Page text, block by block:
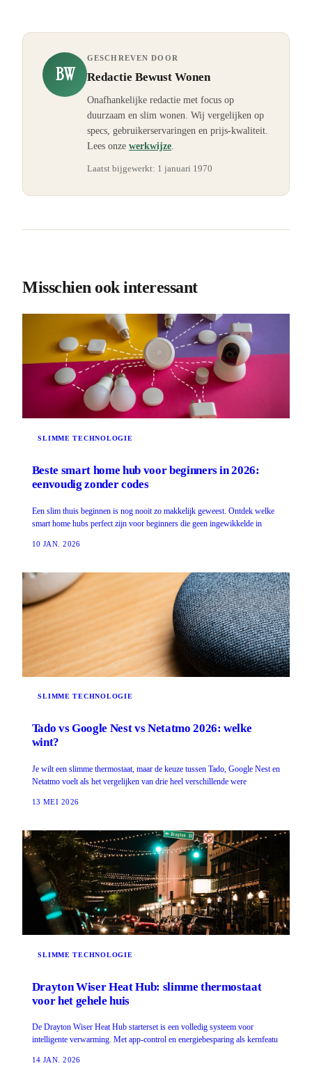
BW
GESCHREVEN DOOR
Redactie Bewust Wonen
Onafhankelijke redactie met focus op
duurzaam en slim wonen. Wij vergelijken op
specs, gebruikerservaringen en prijs-kwaliteit.
Lees onze werkwijze.
Laatst bijgewerkt: 1 januari 1970
Misschien ook interessant
SLIMME TECHNOLOGIE
Beste smart home hub voor beginners in 2026:
eenvoudig zonder codes
Een slim thuis beginnen is nog nooit zo makkelijk geweest. Ontdek welke
smart home hubs perfect zijn voor beginners die geen ingewikkelde in
10 JAN. 2026
SLIMME TECHNOLOGIE
Tado vs Google Nest vs Netatmo 2026: welke
wint?
Je wilt een slimme thermostaat, maar de keuze tussen Tado, Google Nest en
Netatmo voelt als het vergelijken van drie heel verschillende were
13 MEI 2026
SLIMME TECHNOLOGIE
Drayton Wiser Heat Hub: slimme thermostaat
voor het gehele huis
De Drayton Wiser Heat Hub starterset is een volledig systeem voor
intelligente verwarming. Met app-control en energiebesparing als kernfeatu
14 JAN. 2026